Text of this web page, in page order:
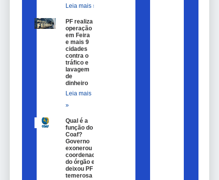
Leia mais »
PF realiza
operação
em Feira
e mais 9
cidades
contra o
tráfico e
lavagem
de
dinheiro
Leia mais
»
Qual é a
função do
Coaf?
Governo
exonerou
coordenador
do órgão e
deixou PF
temerosa